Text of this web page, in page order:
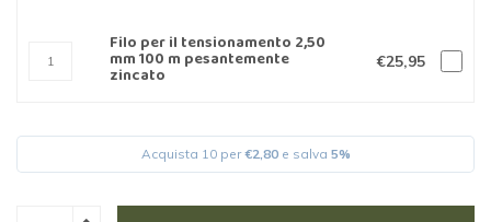
Filo per il tensionamento 2,50
mm 100 m pesantemente
zincato
€25,95
Acquista 10 per€2,80e salva 5%